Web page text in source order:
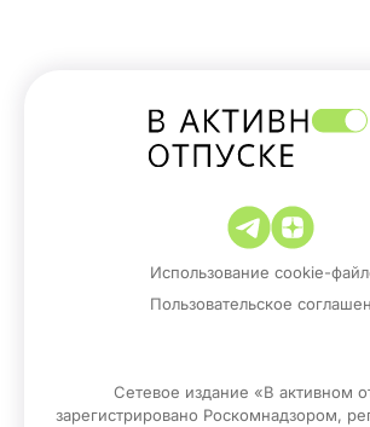
Использование cookie-
Пользовательское
Сетевое издание «В активном
зарегистрировано Роскомнадзором,